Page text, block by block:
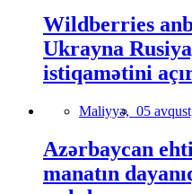
Wildberries
Ukrayna
istiqamətini
Maliyyə, 05
Azərbaycan
manatın